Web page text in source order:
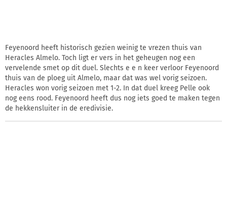
Feyenoord heeft historisch gezien weinig te vrezen thuis van
Heracles Almelo. Toch ligt er vers in het geheugen nog een
vervelende smet op dit duel. Slechts e e n keer verloor Feyenoord
thuis van de ploeg uit Almelo, maar dat was wel vorig seizoen.
Heracles won vorig seizoen met 1-2. In dat duel kreeg Pelle ook
nog eens rood. Feyenoord heeft dus nog iets goed te maken tegen
de hekkensluiter in de eredivisie.